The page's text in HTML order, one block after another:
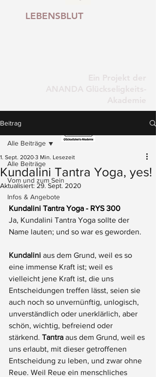
LEBENSBLUT
Beitrag
Alle Beiträge
Vom und zum Sein
Infos & Angebote
Alle Beiträge
Kundalini Tantra Yoga, yes!
1. Sept. 2020 3 Min. Lesezeit
Aktualisiert: 29. Sept. 2020
Kundalini Tantra Yoga - RYS 300
Ja, Kundalini Tantra Yoga sollte der
Name lauten; und so war es geworden.
Kundalini aus dem Grund, weil es so
eine immense Kraft ist; weil es
vielleicht jene Kraft ist, die uns
Entscheidungen treffen lässt, seien sie
auch noch so unvernünftig, unlogisch,
unverständlich oder unerklärlich, aber
schön, wichtig, befreiend oder
stärkend. Tantra aus dem Grund, weil es
uns erlaubt, mit dieser getroffenen
Entscheidung zu leben, und zwar ohne
Reue. Weil Reue ein menschliches